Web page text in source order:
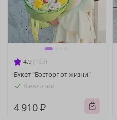
4.9 (183)
Букет "Восторг от жизни"
В наличии
4 910 ₽